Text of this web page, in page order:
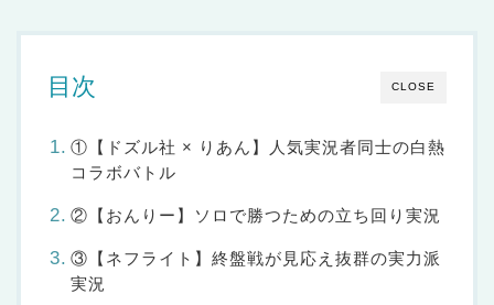
CLOSE
目次
①【ドズル社 × りあん】人気実況者同士の白熱
コラボバトル
②【おんりー】ソロで勝つための立ち回り実況
③【ネフライト】終盤戦が見応え抜群の実力派
実況